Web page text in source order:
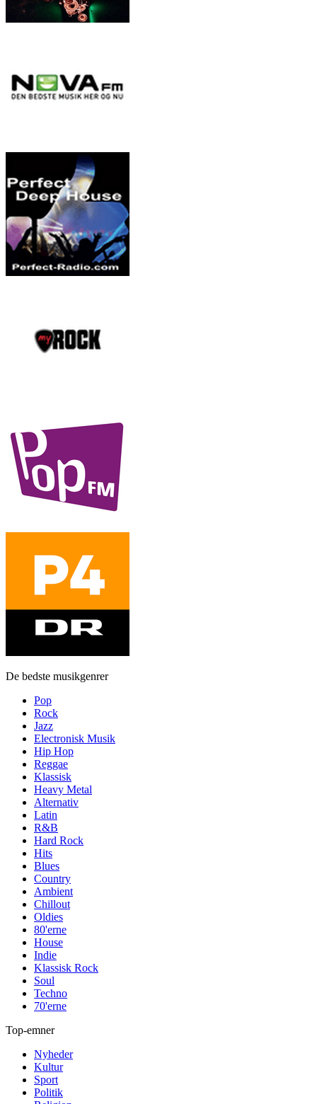
De bedste musikgenrer
Pop
Rock
Jazz
Electronisk Musik
Hip Hop
Reggae
Klassisk
Heavy Metal
Alternativ
Latin
R&B
Hard Rock
Hits
Blues
Country
Ambient
Chillout
Oldies
80'erne
House
Indie
Klassisk Rock
Soul
Techno
70'erne
Top-emner
Nyheder
Kultur
Sport
Politik